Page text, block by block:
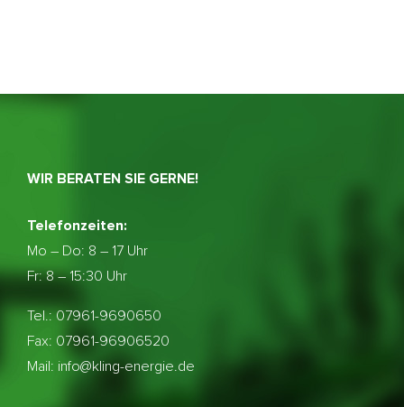
WIR BERATEN SIE GERNE!
Telefonzeiten:
Mo – Do: 8 – 17 Uhr
Fr: 8 – 15:30 Uhr
Tel.: 07961-9690650
Fax: 07961-96906520
Mail: info@kling-energie.de